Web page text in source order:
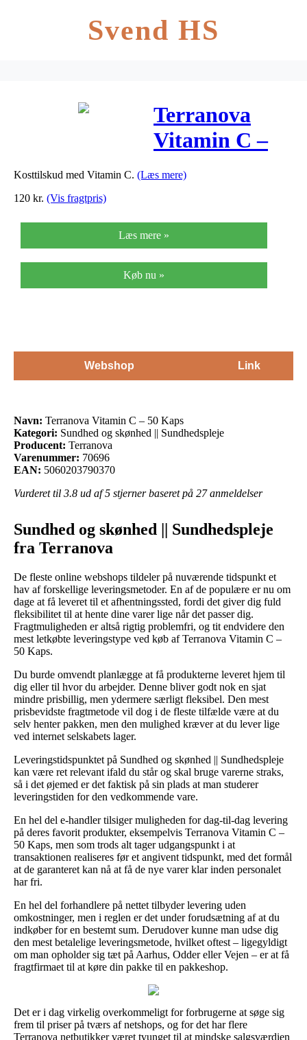
Svend HS
Terranova
Vitamin C –
50 Kaps
Kosttilskud med Vitamin C. (Læs mere)
120 kr. (Vis fragtpris)
Læs mere »
Køb nu »
Webshop Link
Navn: Terranova Vitamin C – 50 Kaps
Kategori: Sundhed og skønhed || Sundhedspleje
Producent: Terranova
Varenummer: 70696
EAN: 5060203790370
Vurderet til 3.8 ud af 5 stjerner baseret på 27anmeldelser
Sundhed og skønhed || Sundhedspleje
fra Terranova
De fleste online webshops tildeler på nuværende tidspunkt et
hav af forskellige leveringsmetoder. En af de populære er nu om
dage at få leveret til et afhentningssted, fordi det giver dig fuld
fleksibilitet til at hente dine varer lige når det passer dig.
Fragtmuligheden er altså rigtig problemfri, og tit endvidere den
mest letkøbte leveringstype ved køb af Terranova Vitamin C –
50 Kaps.
Du burde omvendt planlægge at få produkterne leveret hjem til
dig eller til hvor du arbejder. Denne bliver godt nok en sjat
mindre prisbillig, men ydermere særligt fleksibel. Den mest
prisbevidste fragtmetode vil dog i de fleste tilfælde være at du
selv henter pakken, men den mulighed kræver at du lever lige
ved internet selskabets lager.
Leveringstidspunktet på Sundhed og skønhed || Sundhedspleje
kan være ret relevant ifald du står og skal bruge varerne straks,
så i det øjemed er det faktisk på sin plads at man studerer
leveringstiden for den vedkommende vare.
En hel del e-handler tilsiger muligheden for dag-til-dag levering
på deres favorit produkter, eksempelvis Terranova Vitamin C –
50 Kaps, men som trods alt tager udgangspunkt i at
transaktionen realiseres før et angivent tidspunkt, med det formål
at de garanteret kan nå at få de nye varer klar inden personalet
har fri.
En hel del forhandlere på nettet tilbyder levering uden
omkostninger, men i reglen er det under forudsætning af at du
indkøber for en bestemt sum. Derudover kunne man udse dig
den mest betalelige leveringsmetode, hvilket oftest – ligegyldigt
om man opholder sig tæt på Aarhus, Odder eller Vejen – er at få
fragtfirmaet til at køre din pakke til en pakkeshop.
Det er i dag virkelig overkommeligt for forbrugerne at søge sig
frem til priser på tværs af netshops, og for det har flere
Terranova netbutikker været tvunget til at mindske salgsværdien